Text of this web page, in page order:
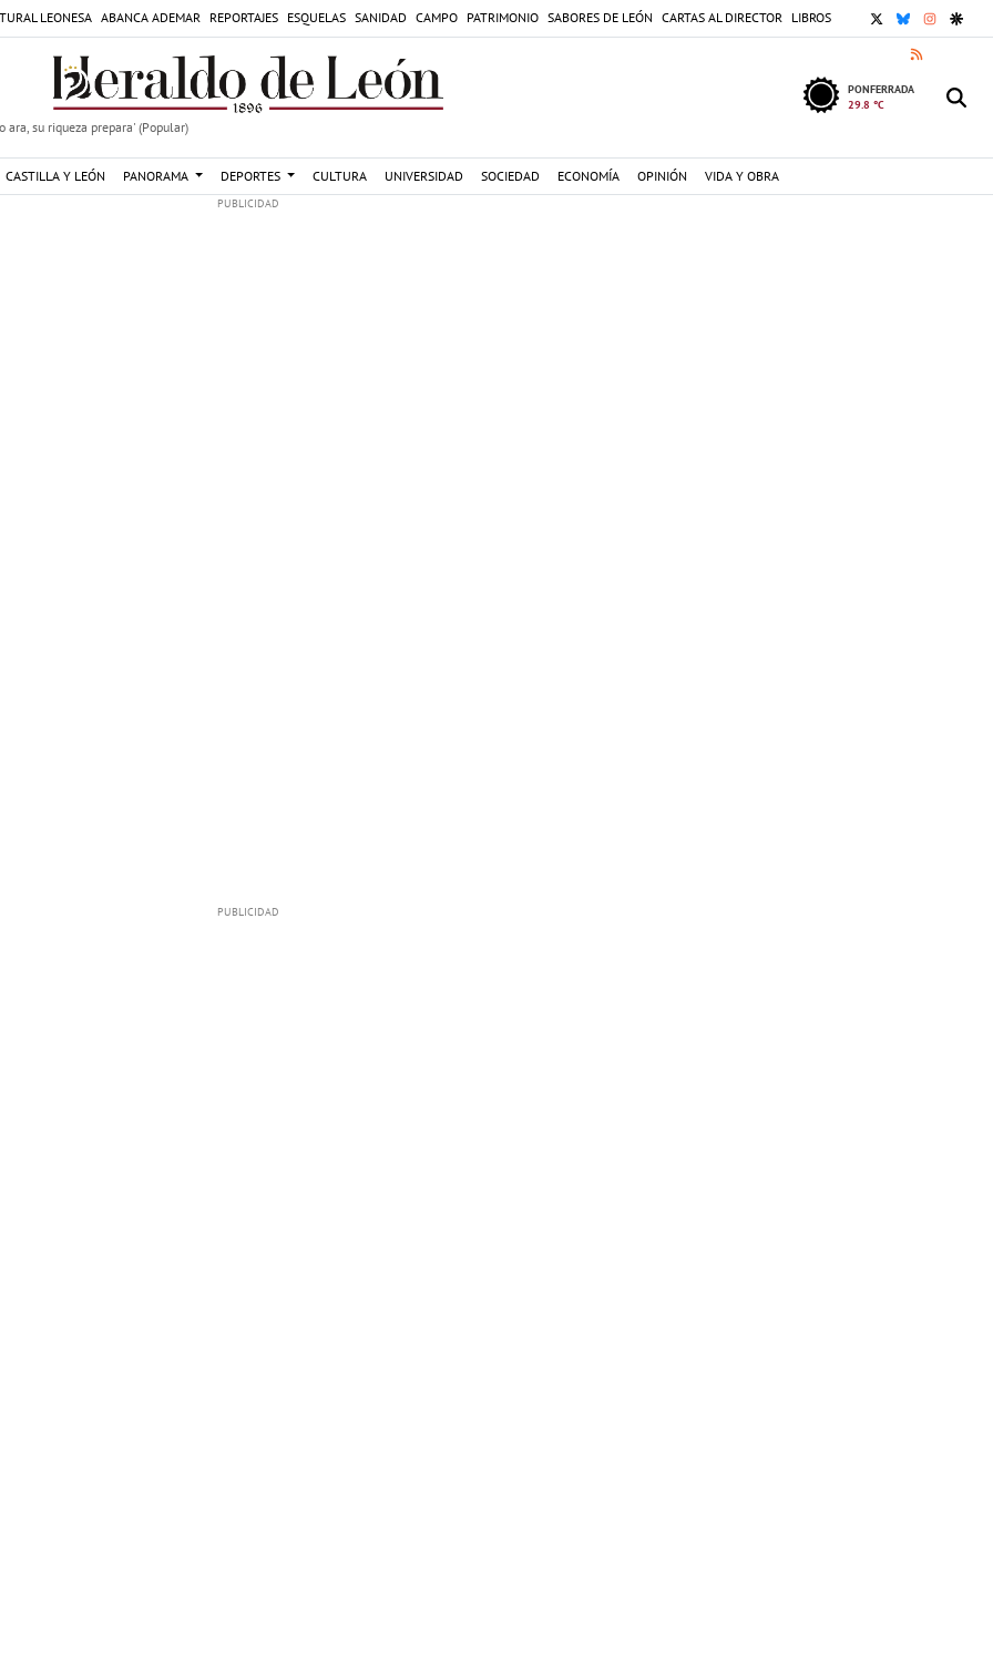
LEONESA ABANCA ADEMAR REPORTAJES ESQUELAS SANIDAD CAMPO PATRIMONIO SABORES DE LEÓN CARTAS AL DIRECTOR LIBROS X BLUESKY
RSS
ara, su riqueza prepara' (Popular)
PONFERRADA
29.8 °C
CASTILLA Y LEÓN PANORAMA DEPORTES CULTURA UNIVERSIDAD SOCIEDAD ECONOMÍA OPINIÓN VIDA Y OBRA